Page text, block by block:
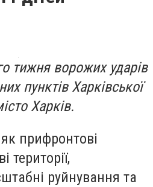
тижня ворожих ударів
пунктів Харківської
Харків.
прифронтові
території,
руйнування та